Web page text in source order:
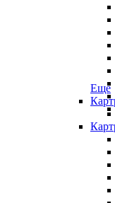
Еще